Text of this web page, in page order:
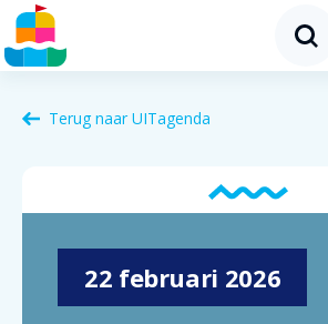
Terug naar UITagenda
22 februari 2026